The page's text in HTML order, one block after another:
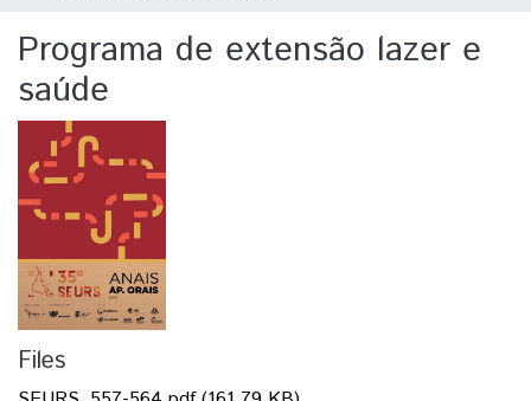
Programa de extensão lazer e
saúde
Files